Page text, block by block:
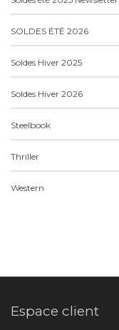
SOLDES ÉTÉ 2026
Soldes Hiver 2025
Soldes Hiver 2026
Steelbook
Thriller
Western
Espace client